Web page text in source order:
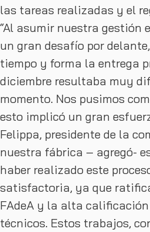
las tareas realizadas y el
“Al asumir nuestra gestión
un gran desafío por
tiempo y forma la entrega
diciembre resultaba muy
momento. Nos pusimos
esto implicó un gran
Felippa, presidente de la
nuestra fábrica – agregó-
haber realizado este
satisfactoria, ya que
FAdeA y la alta
técnicos. Estos trabajos,